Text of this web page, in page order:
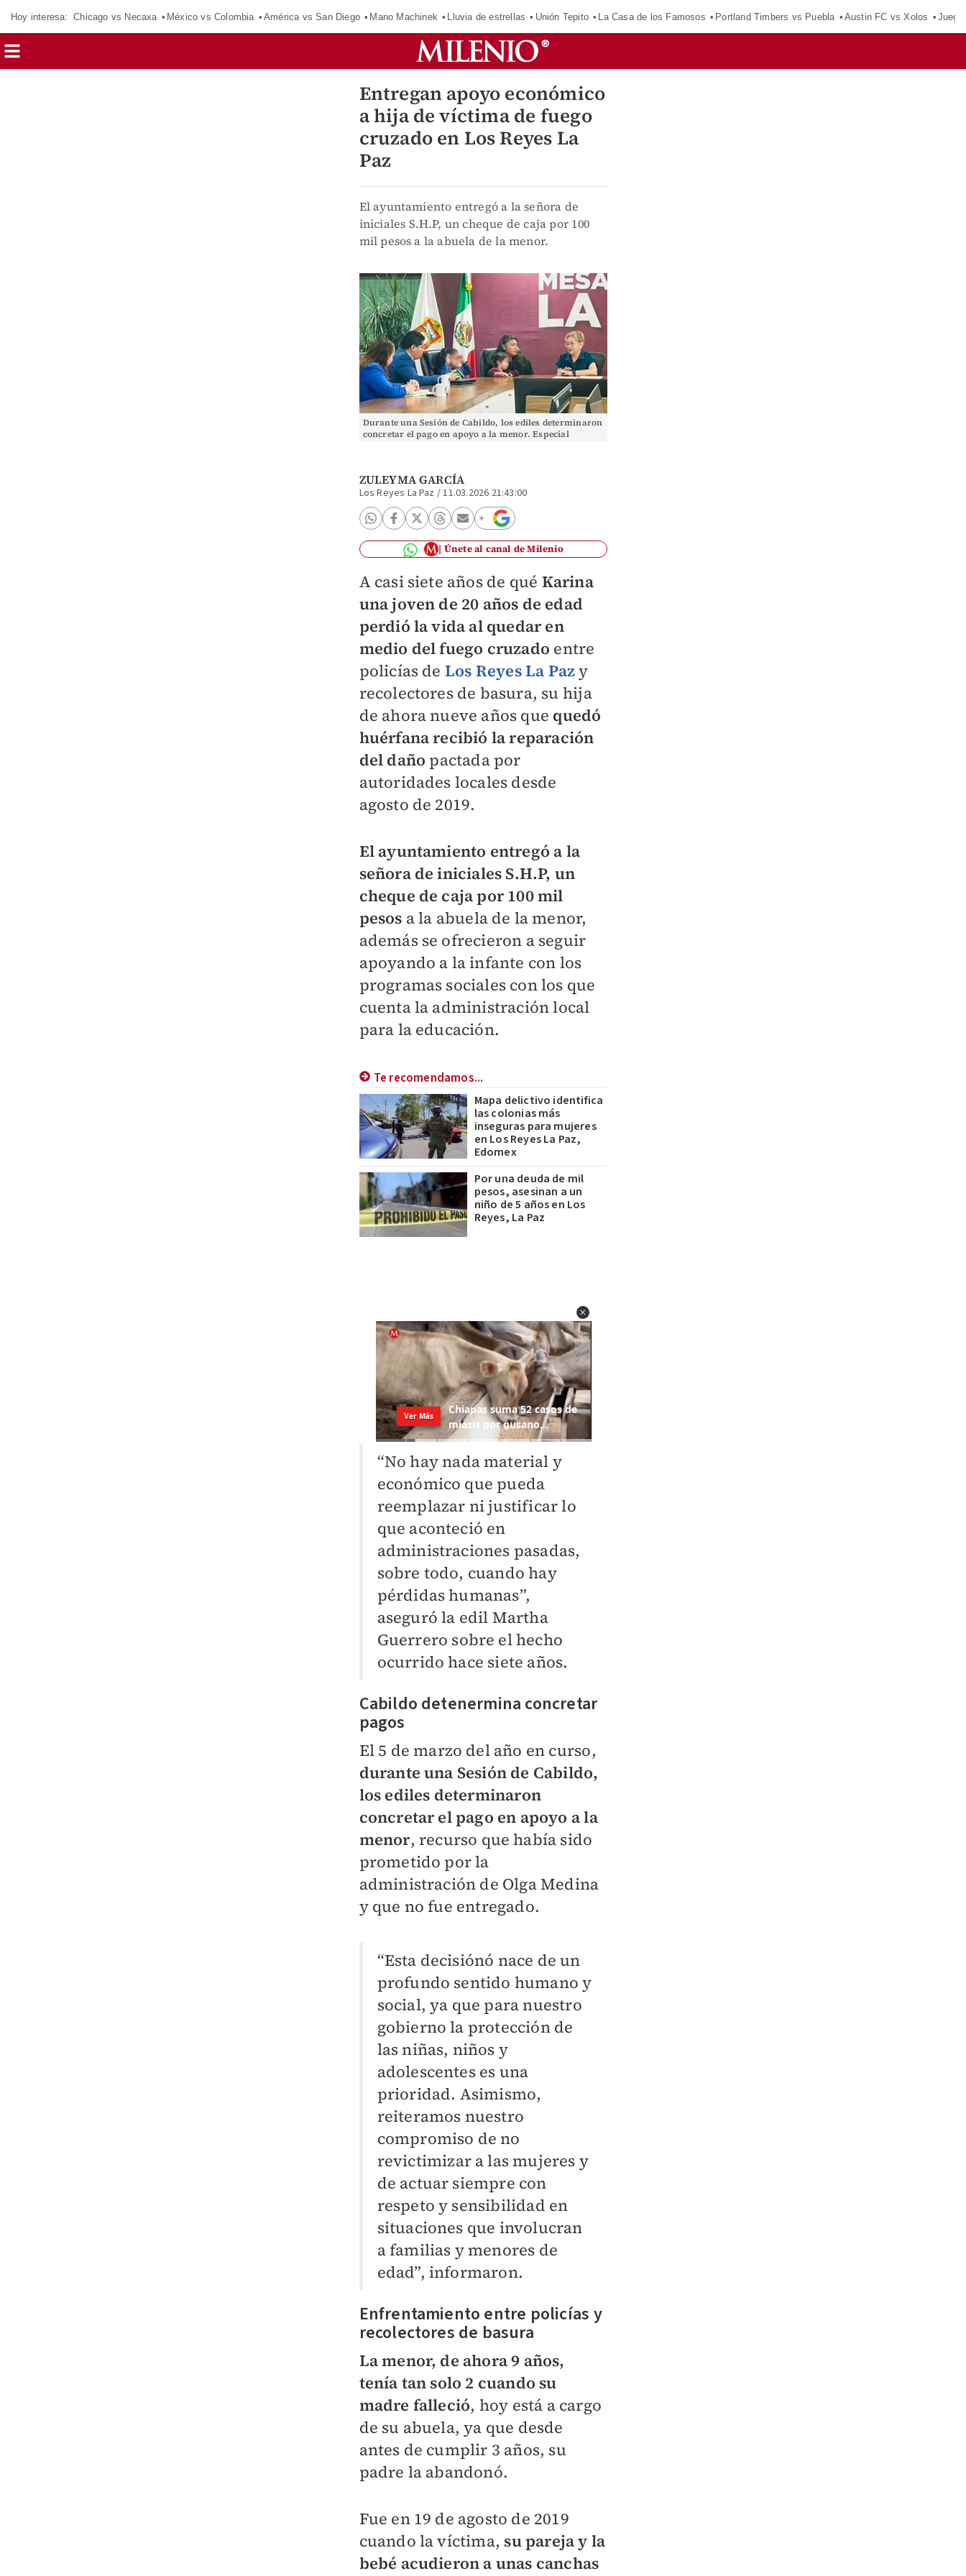
Hoy interesa: Chicago vs Necaxa México vs Colombia América vs San Diego Mano Machinek Lluvia de estrellas Unión Tepito La Casa de los Famosos Portland Timbers vs Puebla Austin FC vs Xolos
Entregan apoyo económico
a hija de víctima de fuego
cruzado en Los Reyes La
Paz
El ayuntamiento entregó a la señora de
iniciales S.H.P, un cheque de caja por 100
mil pesos a la abuela de la menor.
Durante una Sesión de Cabildo, los ediles determinaron
concretar el pago en apoyo a la menor. Especial
ZULEYMA GARCÍA
Los Reyes La Paz /11.03.2026 21:43:00
Únete al canal de Milenio
A casi siete años de qué Karina
una joven de 20 años de edad
perdió la vida al quedar en
medio del fuego cruzado entre
policías de Los Reyes La Pazy
recolectores de basura, su hija
de ahora nueve años que quedó
huérfana recibió la reparación
del daño pactada por
autoridades locales desde
agosto de 2019.
El ayuntamiento entregó a la
señora de iniciales S.H.P, un
cheque de caja por 100 mil
pesos a la abuela de la menor,
además se ofrecieron a seguir
apoyando a la infante con los
programas sociales con los que
cuenta la administración local
para la educación.
Te recomendamos...
Mapa delictivo identifica
las colonias más
inseguras para mujeres
en Los Reyes La Paz,
Edomex
Por una deuda de mil
pesos, asesinan a un
niño de 5 años en Los
Reyes, La Paz
“No hay nada material y
económico que pueda
reemplazar ni justificar lo
que aconteció en
administraciones pasadas,
sobre todo, cuando hay
pérdidas humanas”,
aseguró la edil Martha
Guerrero sobre el hecho
ocurrido hace siete años.
Cabildo detenermina concretar
pagos
El 5 de marzo del año en curso,
durante una Sesión de Cabildo,
los ediles determinaron
concretar el pago en apoyo a la
menor, recurso que había sido
prometido por la
administración de Olga Medina
y que no fue entregado.
“Esta decisiónó nace de un
profundo sentido humano y
social, ya que para nuestro
gobierno la protección de
las niñas, niños y
adolescentes es una
prioridad. Asimismo,
reiteramos nuestro
compromiso de no
revictimizar a las mujeres y
de actuar siempre con
respeto y sensibilidad en
situaciones que involucran
a familias y menores de
edad”, informaron.
Enfrentamiento entre policías y
recolectores de basura
La menor, de ahora 9 años,
tenía tan solo 2 cuando su
madre falleció, hoy está a cargo
de su abuela, ya que desde
antes de cumplir 3 años, su
padre la abandonó.
Fue en 19 de agosto de 2019
cuando la víctima, su pareja y la
bebé acudieron a unas canchas